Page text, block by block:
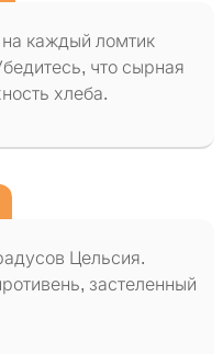
каждый ломтик
что сырная
хлеба.
Цельсия.
застеленный